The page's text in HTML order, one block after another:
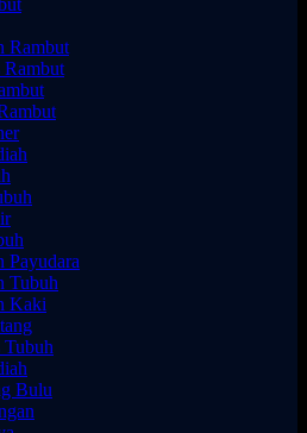
Rambut
Rambut
Payudara
Tubuh
Kaki
Tubuh
Bulu